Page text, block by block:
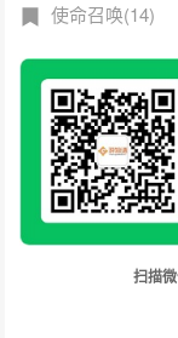
使命召唤(14)
扫描